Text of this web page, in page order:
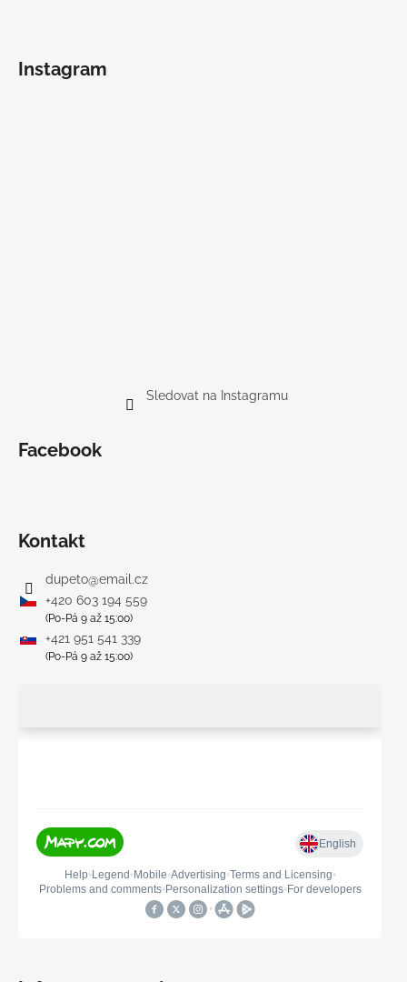
Instagram
Sledovat na Instagramu
Facebook
Kontakt
dupeto@email.cz
+420 603 194 559
(Po-Pá 9 až 15:00)
+421 951 541 339
(Po-Pá 9 až 15:00)